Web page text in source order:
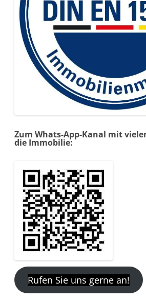
Zum Whats-App-Kanal mit
die Immobilie:
Rufen Sie uns gerne an!